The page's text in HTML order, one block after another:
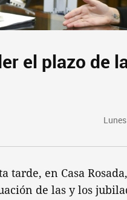
el plazo de
tarde, en Casa
de las y los